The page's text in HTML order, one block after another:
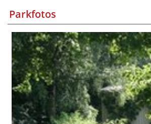
Parkfotos